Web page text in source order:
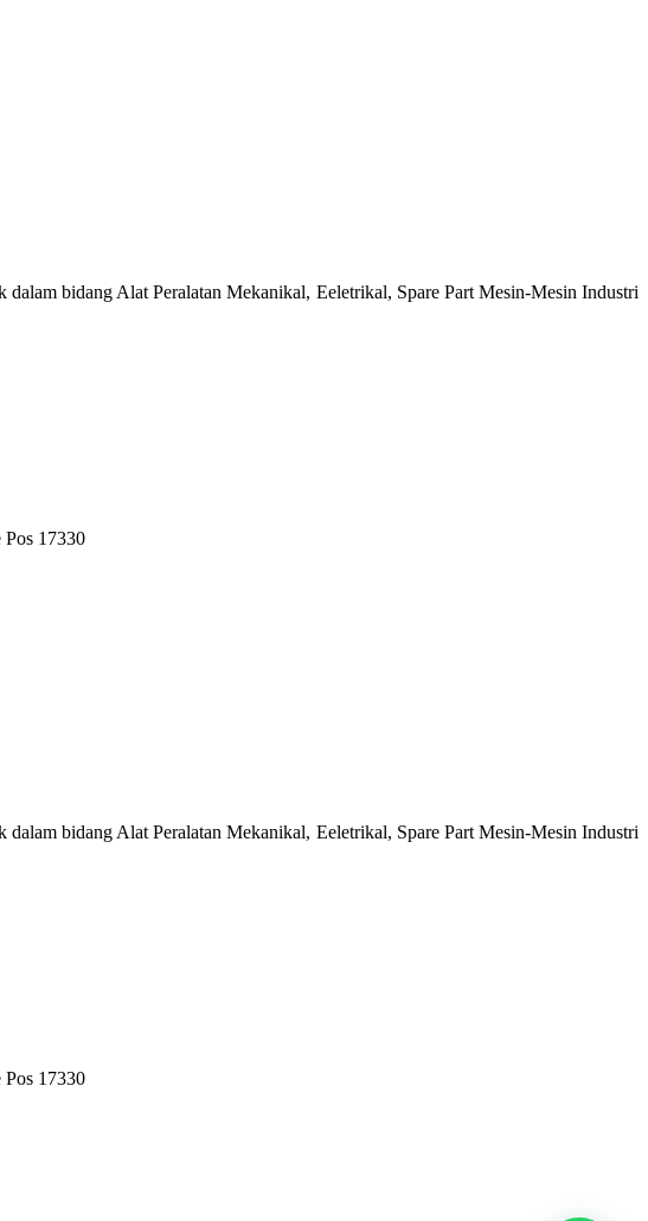
bidang Alat Peralatan Mekanikal, Eeletrikal, Spare Part Mesin-Mesin Industri
17330
bidang Alat Peralatan Mekanikal, Eeletrikal, Spare Part Mesin-Mesin Industri
17330